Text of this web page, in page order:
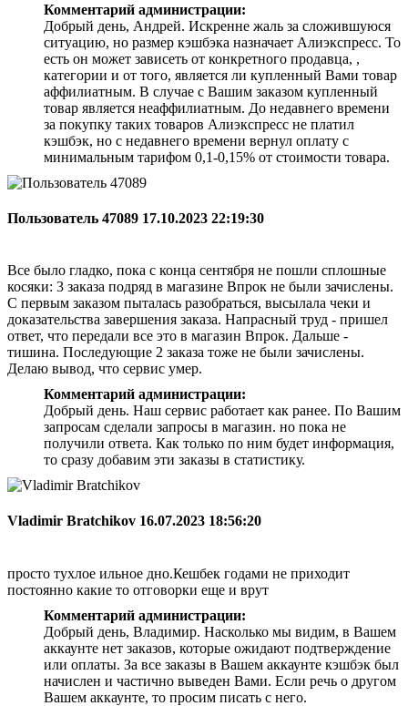
Комментарий администрации:
Добрый день, Андрей. Искренне жаль за сложившуюся
ситуацию, но размер кэшбэка назначает Алиэкспресс. То
есть он может зависеть от конкретного продавца, ,
категории и от того, является ли купленный Вами товар
аффилиатным. В случае с Вашим заказом купленный
товар является неаффилиатным. До недавнего времени
за покупку таких товаров Алиэкспресс не платил
кэшбэк, но с недавнего времени вернул оплату с
минимальным тарифом 0,1-0,15% от стоимости товара.
Пользователь 47089 17.10.2023 22:19:30
Все было гладко, пока с конца сентября не пошли сплошные
косяки: 3 заказа подряд в магазине Впрок не были зачислены.
С первым заказом пыталась разобраться, высылала чеки и
доказательства завершения заказа. Напрасный труд - пришел
ответ, что передали все это в магазин Впрок. Дальше -
тишина. Последующие 2 заказа тоже не были зачислены.
Делаю вывод, что сервис умер.
Комментарий администрации:
Добрый день. Наш сервис работает как ранее. По Вашим
запросам сделали запросы в магазин. но пока не
получили ответа. Как только по ним будет информация,
то сразу добавим эти заказы в статистику.
Vladimir Bratchikov 16.07.2023 18:56:20
просто тухлое ильное дно.Кешбек годами не приходит
постоянно какие то отговорки еще и врут
Комментарий администрации:
Добрый день, Владимир. Насколько мы видим, в Вашем
аккаунте нет заказов, которые ожидают подтверждение
или оплаты. За все заказы в Вашем аккаунте кэшбэк был
начислен и частично выведен Вами. Если речь о другом
Вашем аккаунте, то просим писать с него.